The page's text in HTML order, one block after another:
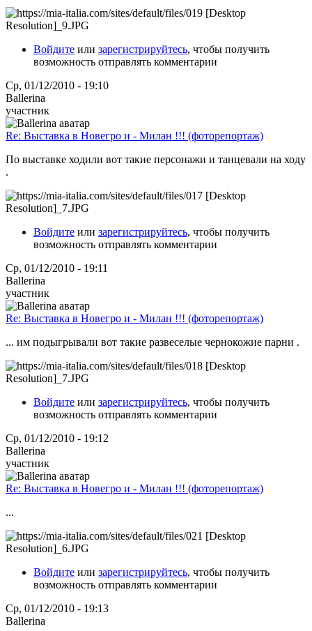
Войдите или зарегистрируйтесь, чтобы получить
возможность отправлять комментарии
Ср, 01/12/2010 - 19:10
Ballerina
участник
Re: Выставка в Новегро и - Милан !!! (фоторепортаж)
По выставке ходили вот такие персонажи и танцевали на ходу
.
Войдите или зарегистрируйтесь, чтобы получить
возможность отправлять комментарии
Ср, 01/12/2010 - 19:11
Ballerina
участник
Re: Выставка в Новегро и - Милан !!! (фоторепортаж)
... им подыгрывали вот такие развеселые чернокожие парни .
Войдите или зарегистрируйтесь, чтобы получить
возможность отправлять комментарии
Ср, 01/12/2010 - 19:12
Ballerina
участник
Re: Выставка в Новегро и - Милан !!! (фоторепортаж)
...
Войдите или зарегистрируйтесь, чтобы получить
возможность отправлять комментарии
Ср, 01/12/2010 - 19:13
Ballerina